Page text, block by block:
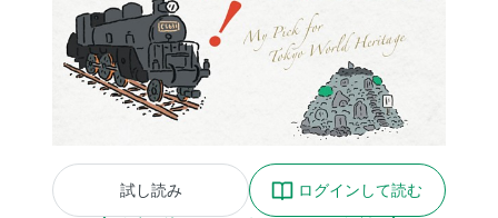
試し読み
ログインして読む